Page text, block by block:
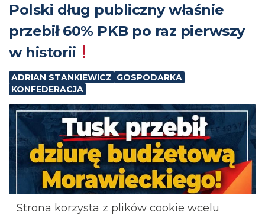
Polski dług publiczny właśnie
przebił 60% PKB po raz pierwszy
w historii
ADRIAN STANKIEWICZ GOSPODARKA
KONFEDERACJA
Strona korzysta z plików cookie wcelu